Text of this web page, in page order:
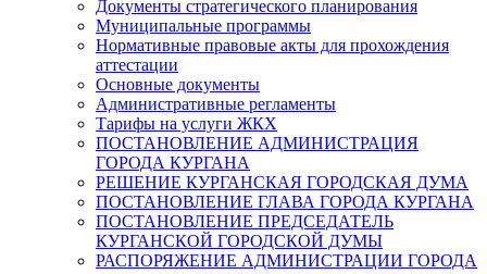
Документы стратегического планирования
Муниципальные программы
Нормативные правовые акты для прохождения
аттестации
Основные документы
Административные регламенты
Тарифы на услуги ЖКХ
ПОСТАНОВЛЕНИЕ АДМИНИСТРАЦИЯ
ГОРОДА КУРГАНА
РЕШЕНИЕ КУРГАНСКАЯ ГОРОДСКАЯ ДУМА
ПОСТАНОВЛЕНИЕ ГЛАВА ГОРОДА КУРГАНА
ПОСТАНОВЛЕНИЕ ПРЕДСЕДАТЕЛЬ
КУРГАНСКОЙ ГОРОДСКОЙ ДУМЫ
РАСПОРЯЖЕНИЕ АДМИНИСТРАЦИИ ГОРОДА